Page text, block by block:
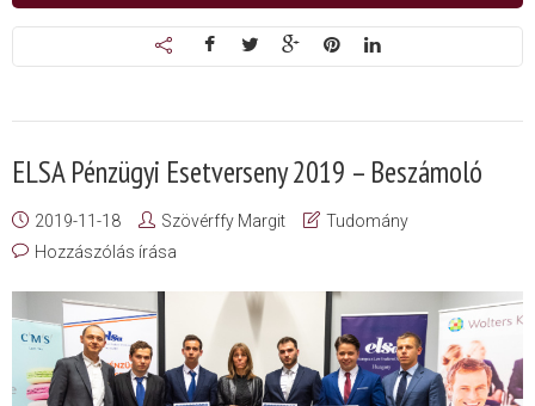
ELSA Pénzügyi Esetverseny 2019 – Beszámoló
2019-11-18 Szövérffy Margit
Tudomány
Hozzászólás írása